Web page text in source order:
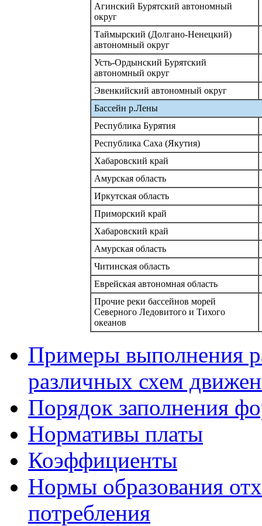
Агинский Бурятский автономный
округ
Таймырский (Долгано-Ненецкий)
автономный округ
Усть-Ордынский Бурятский
автономный округ
Эвенкийский автономный округ
Бассейн р.Лены
Республика Бурятия
Республика Саха (Якутия)
Хабаровский край
Амурская область
Иркутская область
Приморский край
Хабаровский край
Амурская область
Читинская область
Еврейская автономная область
Прочие реки бассейнов морей
Северного Ледовитого и Тихого
океанов
Примеры выполнения
различных схем
Порядок заполнения
Нормативы платы
Коэффициенты
Нормы образования
потребления